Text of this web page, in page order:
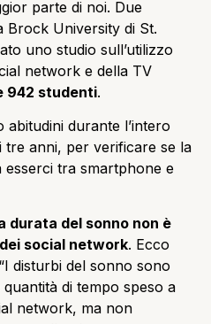
parte di noi. Due
Brock University di St.
uno studio sull’utilizzo
network e della TV
942 studenti.
durante l’intero
tre anni, per verificare se la
tra smartphone e
durata del sonno non è
social network. Ecco
disturbi del sonno sono
di tempo speso a
network, ma non